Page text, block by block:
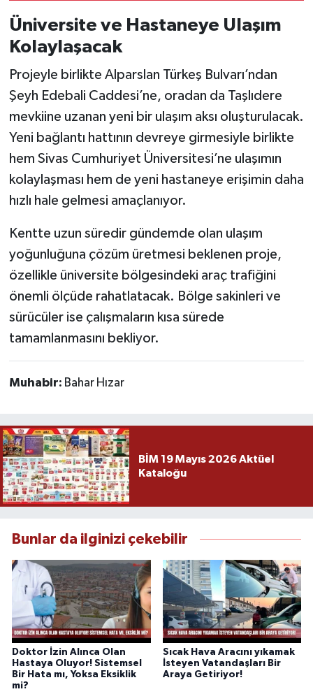
Üniversite ve Hastaneye Ulaşım
Kolaylaşacak
Projeyle birlikte Alparslan Türkeş Bulvarı’ndan
Şeyh Edebali Caddesi’ne, oradan da Taşlıdere
mevkiine uzanan yeni bir ulaşım aksı oluşturulacak.
Yeni bağlantı hattının devreye girmesiyle birlikte
hem Sivas Cumhuriyet Üniversitesi’ne ulaşımın
kolaylaşması hem de yeni hastaneye erişimin daha
hızlı hale gelmesi amaçlanıyor.
Kentte uzun süredir gündemde olan ulaşım
yoğunluğuna çözüm üretmesi beklenen proje,
özellikle üniversite bölgesindeki araç trafiğini
önemli ölçüde rahatlatacak. Bölge sakinleri ve
sürücüler ise çalışmaların kısa sürede
tamamlanmasını bekliyor.
Muhabir: Bahar Hızar
BİM 19 Mayıs 2026 Aktüel
Kataloğu
Bunlar da ilginizi çekebilir
Doktor İzin Alınca Olan
Hastaya Oluyor! Sistemsel
Bir Hata mı, Yoksa Eksiklik
mi?
Sıcak Hava Aracını yıkamak
İsteyen Vatandaşları Bir
Araya Getiriyor!